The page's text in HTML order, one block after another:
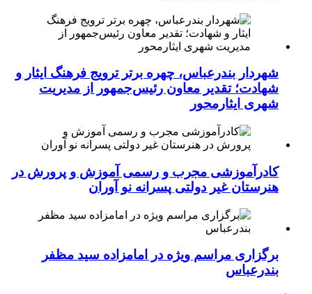
شهردار بندرعباس، چهره برتر ترویج فرهنگ ایثار و
شهادت؛ تقدیر معاون رئیس‌جمهور از مدیریت
شهری ایثارمحور
کادرآموزشی مجرب و رسمی آموزش و پرورش در
هنرستان غیر دولتی پسرانه نو آوران
برگزاری مراسم ویژه در امامزاده سید مظفر
بندرعباس